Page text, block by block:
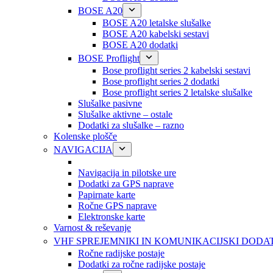
BOSE A20
BOSE A20 letalske slušalke
BOSE A20 kabelski sestavi
BOSE A20 dodatki
BOSE Proflight
Bose proflight series 2 kabelski sestavi
Bose proflight series 2 dodatki
Bose proflight series 2 letalske slušalke
Slušalke pasivne
Slušalke aktivne – ostale
Dodatki za slušalke – razno
Kolenske plošče
NAVIGACIJA
Navigacija in pilotske ure
Dodatki za GPS naprave
Papirnate karte
Ročne GPS naprave
Elektronske karte
Varnost & reševanje
VHF SPREJEMNIKI IN KOMUNIKACIJSKI
Ročne radijske postaje
Dodatki za ročne radijske postaje